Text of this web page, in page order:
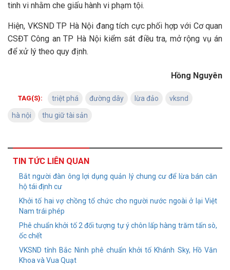
tinh vi nhằm che giấu hành vi phạm tội.
Hiện, VKSND TP Hà Nội đang tích cực phối hợp với Cơ quan
CSĐT Công an TP Hà Nội kiểm sát điều tra, mở rộng vụ án
để xử lý theo quy định.
Hồng Nguyên
TAG(S): triệt phá đường dây lừa đảo vksnd
hà nội thu giữ tài sản
TIN TỨC LIÊN QUAN
Bắt người đàn ông lợi dụng quản lý chung cư để lừa bán căn
hộ tái định cư
Khởi tố hai vợ chồng tổ chức cho người nước ngoài ở lại Việt
Nam trái phép
Phê chuẩn khởi tố 2 đối tượng tự ý chôn lấp hàng trăm tấn sò,
ốc chết
VKSND tỉnh Bắc Ninh phê chuẩn khởi tố Khánh Sky, Hồ Văn
Khoa và Vua Quạt